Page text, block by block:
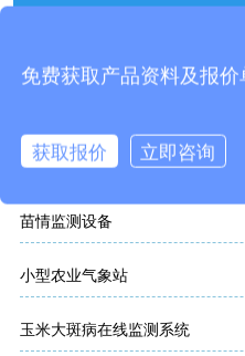
相关文章
小麦条锈病监测仪
苗情监测设备
小型农业气象站
玉米大斑病在线监测系统
免费获取产品资料及报
获取报价 立即咨询